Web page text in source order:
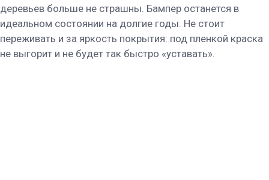
деревьев больше не страшны. Бампер останется в
идеальном состоянии на долгие годы. Не стоит
переживать и за яркость покрытия: под пленкой краска
не выгорит и не будет так быстро «уставать».